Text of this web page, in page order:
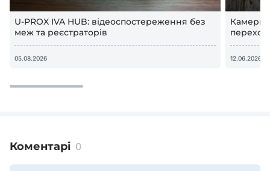
U-PROX IVA HUB: відеоспостереження без
меж та реєстраторів
05.08.2026
Камери
12.06.2026
Коментарі 0